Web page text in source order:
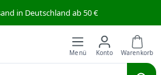
in Deutschland ab 50 €